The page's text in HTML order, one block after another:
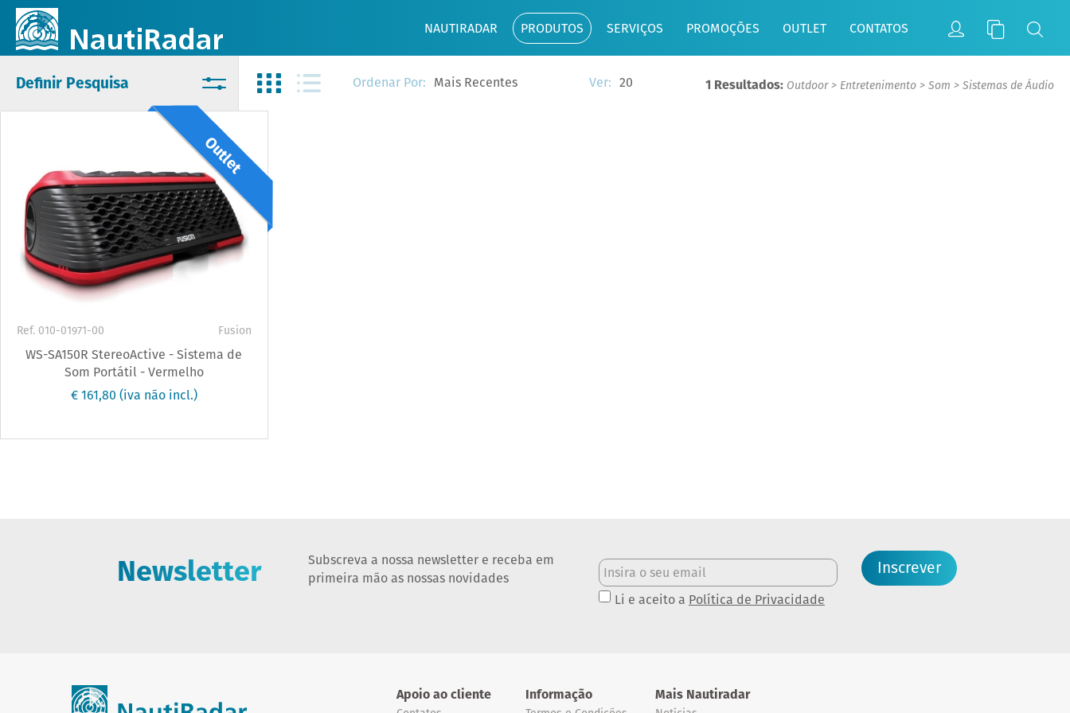
NAUTIRADAR PRODUTOS SERVIÇOS PROMOÇÕES OUTLET CONTATOS
Definir Pesquisa Ordenar Por: Mais Recentes Ver: 20 1 Resultados: Outdoor> Entretenimento > Som > Sistemas de Áudio
Ref. 010-01971-00 Fusion
WS-SA150R StereoActive - Sistema de
Som Portátil - Vermelho
€ 161,80 (iva não incl.)
Outlet
Newsletter
Subscreva a nossa newsletter e receba em
primeira mão as nossas novidades
Li e aceito a Política de Privacidade
Inscrever
Apoio ao cliente Informação Mais Nautiradar